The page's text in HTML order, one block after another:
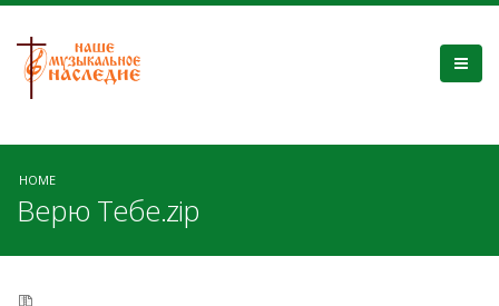
HOME
Верю Тебе.zip